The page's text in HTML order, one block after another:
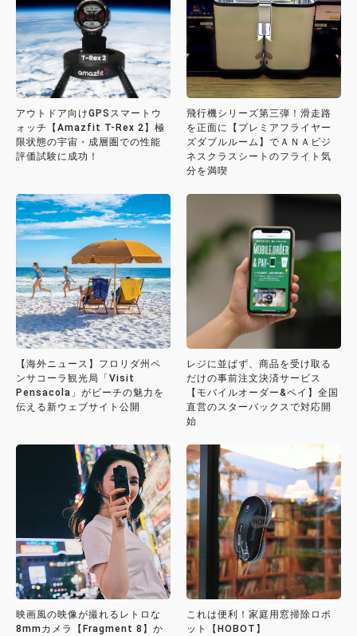
アウトドア向けGPSスマートウ
ォッチ【Amazfit T-Rex 2】極
限状態の宇宙・成層圏での性能
評価試験に成功！
飛行機シリーズ第三弾！滑走路
を正面に【プレミアフライヤー
ズダブルルーム】でＡＮＡビジ
ネスクラスシートのフライト気
分を満喫
【海外ニュース】フロリダ州ペ
ンサコーラ観光局「Visit
Pensacola」がビーチの魅力を
伝える新ウェブサイト公開
レジに並ばず、商品を受け取る
だけの事前注文決済サービス
【モバイルオーダー&ペイ】全国
直営のスターバックスで対応開
始
映画風の映像が撮れるレトロな
8mmカメラ【Fragment 8】か
これは便利！家庭用窓掃除ロボ
ット【HOBOT】